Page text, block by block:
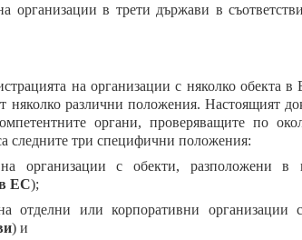
организации в трети държави в
на организации с няколко обекта
различни положения. Настоящият
органи, проверяващите по
следните три специфични положения:
организации с обекти, разположени
ЕС);
отделни или корпоративни организации
) и